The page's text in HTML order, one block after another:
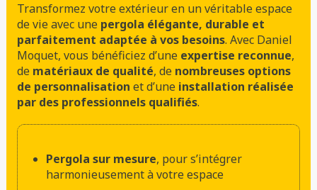
Transformez votre extérieur en un véritable espace
de vie avec une pergola élégante, durable et
parfaitement adaptée à vos besoins. Avec Daniel
Moquet, vous bénéficiez d’une expertise reconnue,
de matériaux de qualité, de nombreuses options
de personnalisation et d’une installation réalisée
par des professionnels qualifiés.
Pergola sur mesure, pour s’intégrer
harmonieusement à votre espace